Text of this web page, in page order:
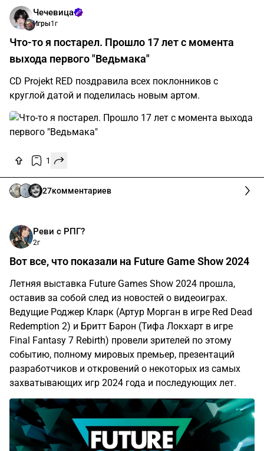
Чечевица
Игры1г
Что-то я постарел. Прошло 17 лет с момента
выхода первого "Ведьмака"
CD Projekt RED поздравила всех поклонников с
круглой датой и поделилась новым артом.
1
27комментариев
Реви с РПГ?
2г
Вот все, что показали на Future Game Show 2024
Летняя выставка Future Games Show 2024 прошла,
оставив за собой след из новостей о видеоиграх.
Ведущие Роджер Кларк (Артур Морган в игре Red Dead
Redemption 2) и Бритт Барон (Тифа Локхарт в игре
Final Fantasy 7 Rebirth) провели зрителей по этому
событию, полному мировых премьер, презентаций
разработчиков и откровений о некоторых из самых
захватывающих игр 2024 года и последующих лет.